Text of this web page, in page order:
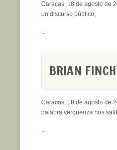
Caracas, 18 de agosto de
un discurso público,
...
BRIAN
Caracas, 18 de agosto de
palabra vergüenza nos
...